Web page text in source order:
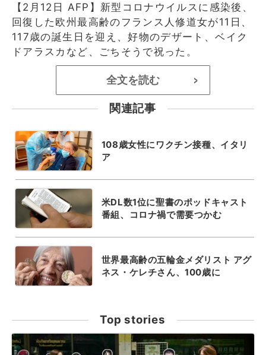
【2月12日 AFP】新型コロナウイルスに感染後、
回復した欧州最高齢のフランス人修道女が11日、
117歳の誕生日を迎え、好物のデザート、ベイク
ドアラスカなど、ごちそうで祝った。
全文を読む >
関連記事
108歳女性にワクチン接種、イタリ
ア
米DL数1位に聖書のポッドキャスト
番組、コロナ禍で需要つかむ
世界最高齢の五輪金メダリスト アグ
ネス・ケレチさん、100歳に
Top stories